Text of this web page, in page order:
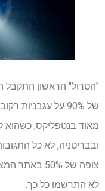
"הטרול" הראשון התקבל
של 90% על
ובבריטניה, לא כל
צופה של
לא התרשמו כל כך.